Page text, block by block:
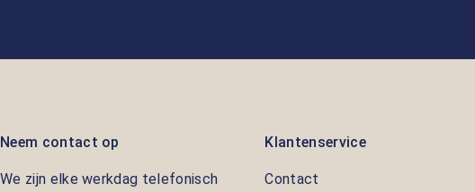
Neem contact op
We zijn elke werkdag telefonisch
Klantenservice
Contact